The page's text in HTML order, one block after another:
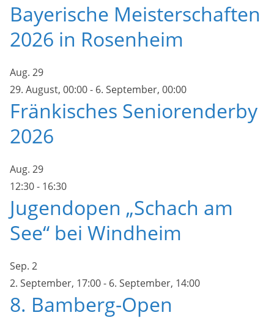
Bayerische Meisterschaften
2026 in Rosenheim
Aug. 29
29. August, 00:00- 6. September, 00:00
Fränkisches Seniorenderby
2026
Aug. 29
12:30- 16:30
Jugendopen „Schach am
See“ bei Windheim
Sep. 2
2. September, 17:00- 6. September, 14:00
8. Bamberg-Open